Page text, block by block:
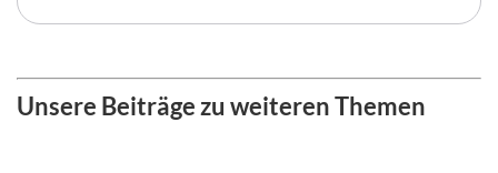
Unsere Beiträge zu weiteren Themen